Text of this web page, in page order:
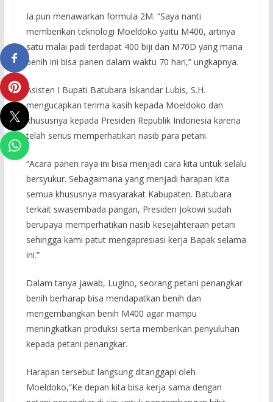
Ia pun menawarkan formula 2M. “Saya nanti
memberikan teknologi Moeldoko yaitu M400, artinya
satu malai padi terdapat 400 biji dan M70D yang mana
benih ini bisa panen dalam waktu 70 hari,” ungkapnya.
Asisten I Bupati Batubara Iskandar Lubis, S.H.
mengucapkan terima kasih kepada Moeldoko dan
khususnya kepada Presiden Republik Indonesia karena
telah serius memperhatikan nasib para petani.
“Acara panen raya ini bisa menjadi cara kita untuk selalu
bersyukur. Sebagaimana yang menjadi harapan kita
semua khususnya masyarakat Kabupaten. Batubara
terkait swasembada pangan, Presiden Jokowi sudah
berupaya memperhatikan nasib kesejahteraan petani
sehingga kami patut mengapresiasi kerja Bapak selama
ini.”
Dalam tanya jawab, Lugino, seorang petani penangkar
benih berharap bisa mendapatkan benih dan
mengembangkan benih M400 agar mampu
meningkatkan produksi serta memberikan penyuluhan
kepada petani penangkar.
Harapan tersebut langsung ditanggapi oleh
Moeldoko,“Ke depan kita bisa kerja sama dengan